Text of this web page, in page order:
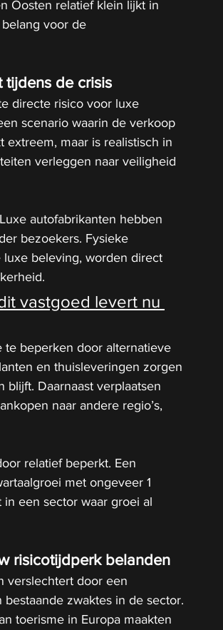
Oosten relatief klein lijkt in
voor de
tijdens de crisis
directe risico voor luxe
scenario waarin de verkoop
maar is realistisch in
verleggen naar veiligheid
autofabrikanten hebben
bezoekers. Fysieke
beleving, worden direct
vastgoed levert nu
beperken door alternatieve
en thuisleveringen zorgen
Daarnaast verplaatsen
naar andere regio’s,
relatief beperkt. Een
met ongeveer 1
een sector waar groei al
risicotijdperk belanden
verslechtert door een
zwaktes in de sector.
toerisme in Europa maakten